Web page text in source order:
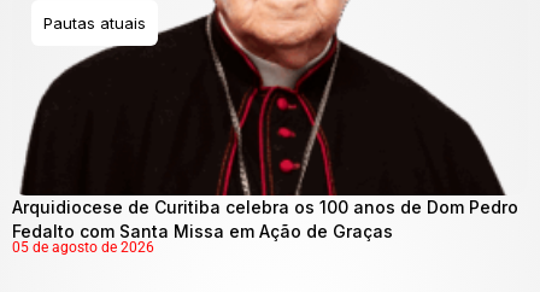
Pautas atuais
Arquidiocese de Curitiba celebra os 100 anos de Dom Pedro
Fedalto com Santa Missa em Ação de Graças
05 de agosto de 2026